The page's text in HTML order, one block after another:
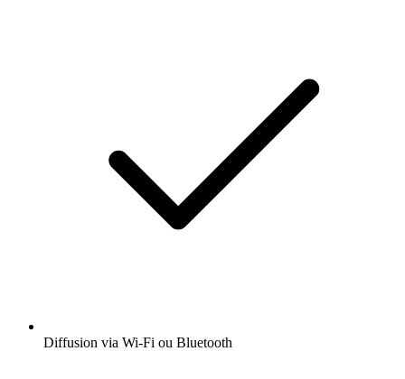
Diffusion via Wi-Fi ou Bluetooth